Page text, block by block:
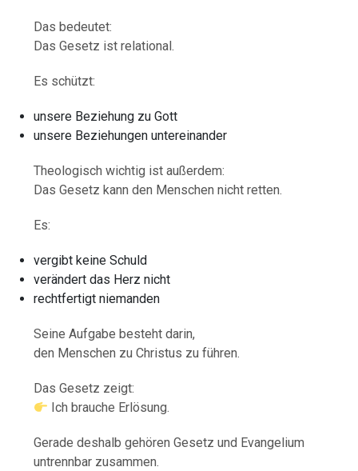
Das bedeutet:
Das Gesetz ist relational.
Es schützt:
unsere Beziehung zu Gott
unsere Beziehungen untereinander
Theologisch wichtig ist außerdem:
Das Gesetz kann den Menschen nicht retten.
Es:
vergibt keine Schuld
verändert das Herz nicht
rechtfertigt niemanden
Seine Aufgabe besteht darin,
den Menschen zu Christus zu führen.
Das Gesetz zeigt:
Ich brauche Erlösung.
Gerade deshalb gehören Gesetz und Evangelium
untrennbar zusammen.